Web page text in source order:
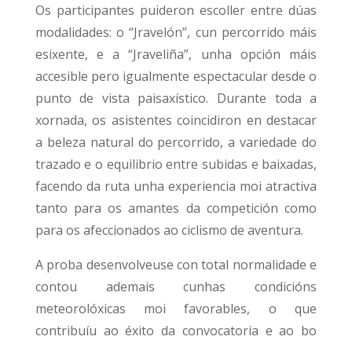
Os participantes puideron escoller entre dúas
modalidades: o “Jravelón”, cun percorrido máis
esixente, e a “Jraveliña”, unha opción máis
accesible pero igualmente espectacular desde o
punto de vista paisaxístico. Durante toda a
xornada, os asistentes coincidiron en destacar
a beleza natural do percorrido, a variedade do
trazado e o equilibrio entre subidas e baixadas,
facendo da ruta unha experiencia moi atractiva
tanto para os amantes da competición como
para os afeccionados ao ciclismo de aventura.
A proba desenvolveuse con total normalidade e
contou ademais cunhas condicións
meteorolóxicas moi favorables, o que
contribuíu ao éxito da convocatoria e ao bo